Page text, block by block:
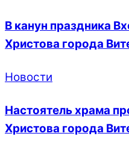
В канун праздника
Христова города
Новости
Настоятель храма
Христова города